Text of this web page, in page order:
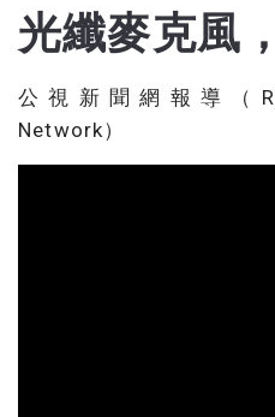
光纖麥克風
公視新聞網報導（
Network）